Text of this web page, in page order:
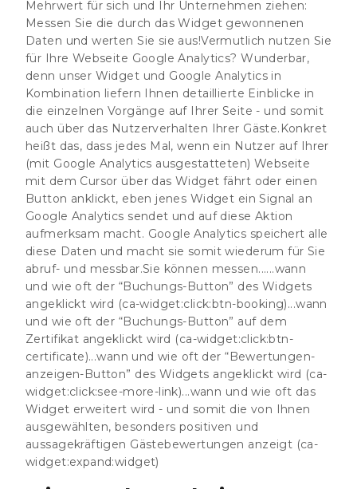
Mehrwert für sich und Ihr Unternehmen ziehen:
Messen Sie die durch das Widget gewonnenen
Daten und werten Sie sie aus!Vermutlich nutzen Sie
für Ihre Webseite Google Analytics? Wunderbar,
denn unser Widget und Google Analytics in
Kombination liefern Ihnen detaillierte Einblicke in
die einzelnen Vorgänge auf Ihrer Seite - und somit
auch über das Nutzerverhalten Ihrer Gäste.Konkret
heißt das, dass jedes Mal, wenn ein Nutzer auf Ihrer
(mit Google Analytics ausgestatteten) Webseite
mit dem Cursor über das Widget fährt oder einen
Button anklickt, eben jenes Widget ein Signal an
Google Analytics sendet und auf diese Aktion
aufmerksam macht. Google Analytics speichert alle
diese Daten und macht sie somit wiederum für Sie
abruf- und messbar.Sie können messen......wann
und wie oft der “Buchungs-Button” des Widgets
angeklickt wird (ca-widget:click:btn-booking)...wann
und wie oft der “Buchungs-Button” auf dem
Zertifikat angeklickt wird (ca-widget:click:btn-
certificate)...wann und wie oft der “Bewertungen-
anzeigen-Button” des Widgets angeklickt wird (ca-
widget:click:see-more-link)...wann und wie oft das
Widget erweitert wird - und somit die von Ihnen
ausgewählten, besonders positiven und
aussagekräftigen Gästebewertungen anzeigt (ca-
widget:expand:widget)